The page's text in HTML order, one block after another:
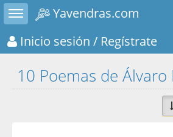
Toggle sidebar
Yavendras.com
Inicio sesión / Regístrate
10 Poemas de Álvaro